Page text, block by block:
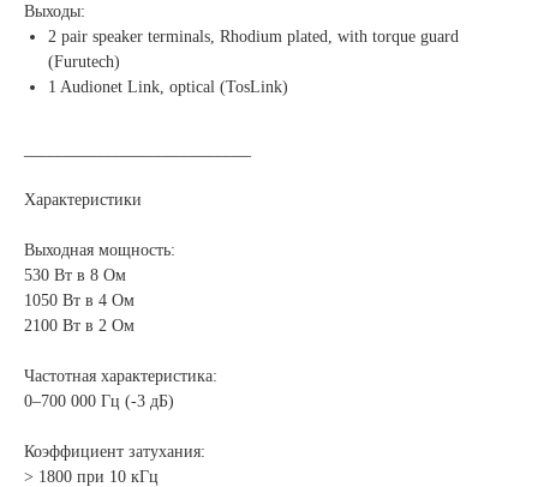
Выходы:
2 pair speaker terminals, Rhodium plated, with torque guard
(Furutech)
1 Audionet Link, optical (TosLink)
Характеристики
Выходная мощность:
530 Вт в 8 Ом
1050 Вт в 4 Ом
2100 Вт в 2 Ом
Частотная характеристика:
0–700 000 Гц (-3 дБ)
Коэффициент затухания:
> 1800 при 10 кГц